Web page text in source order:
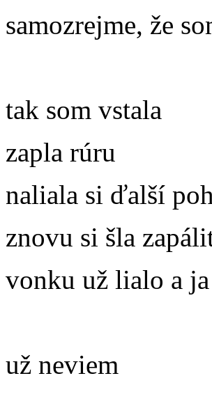
samozrejme, že
tak som vstala
zapla rúru
naliala si ďalší
znovu si šla
vonku už lialo a
už neviem